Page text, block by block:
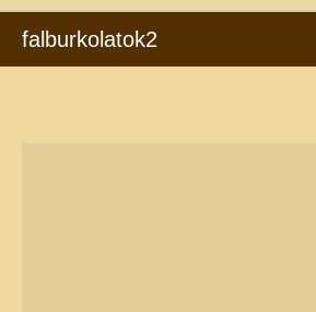
falburkolatok2